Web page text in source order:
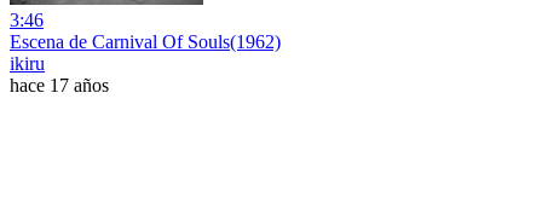
3:46
Escena de Carnival Of Souls(1962)
ikiru
hace 17 años